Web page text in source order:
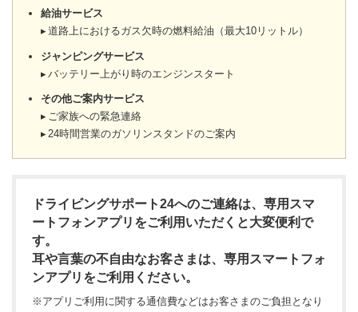
給油サービス
道路上におけるガス欠時の燃料給油（最大10リットル）
ジャンピングサービス
バッテリー上がり時のエンジンスタート
その他ご案内サービス
ご家族への緊急連絡
24時間営業のガソリンスタンドのご案内
ドライビングサポート24へのご連絡は、専用スマ
ートフォンアプリをご利用いただくと大変便利で
す。
耳や言葉の不自由なお客さまは、専用スマートフォ
ンアプリをご利用ください。
※アプリご利用に関する通信費などはお客さまのご負担となり